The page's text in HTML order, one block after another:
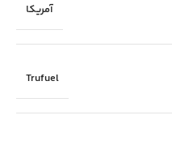
آمریکا
Trufuel